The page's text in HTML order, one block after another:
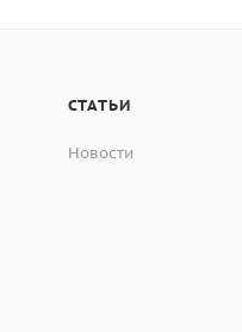
СТАТЬИ
Новости